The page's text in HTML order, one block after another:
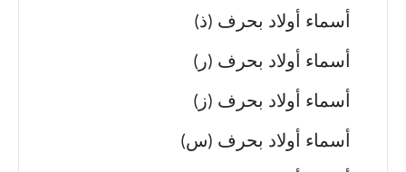
أسماء أولاد بحرف (ذ)
أسماء أولاد بحرف (ر)
أسماء أولاد بحرف (ز)
أسماء أولاد بحرف (س)